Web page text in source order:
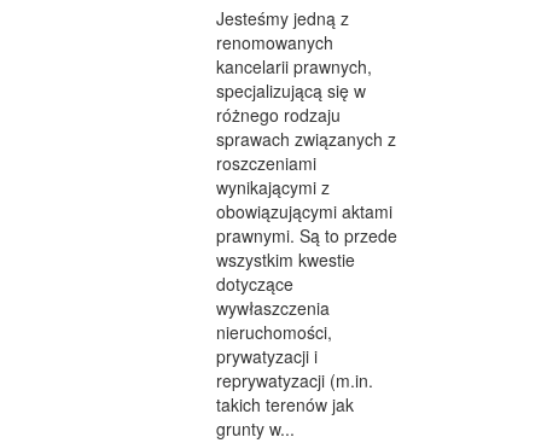
PRODUKCJA
INFORMATYCZNE
RESTAURACJE, CATERING
FOTOGRAFIA
ADWOKACI, PORADY PRAWNE
SPRZĄTANIE, PORZĄDKOWANIE
SERWIS
OPIEKA
INNE USŁUGI
Jesteśmy jedną z
renomowanych
kancelarii prawnych,
specjalizującą się w
różnego rodzaju
sprawach związanych z
roszczeniami
wynikającymi z
obowiązującymi aktami
prawnymi. Są to przede
wszystkim kwestie
dotyczące
wywłaszczenia
nieruchomości,
prywatyzacji i
reprywatyzacji (m.in.
takich terenów jak
grunty w...